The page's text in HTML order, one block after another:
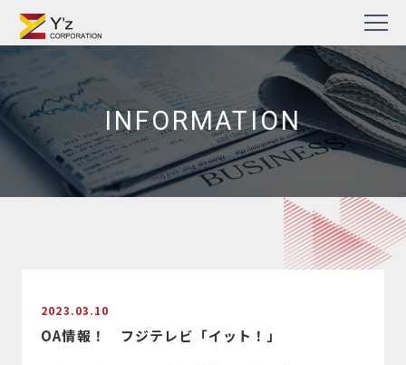
Skip
to
content
TV番組・企業PR動画・Web動画制作の株式会社ワイズ
INFORMATION
2023.03.10
OA情報！ フジテレビ「イット！」